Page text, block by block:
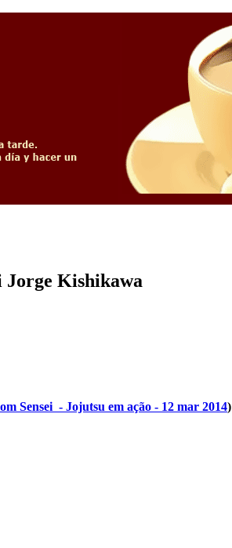
Jorge Kishikawa
Sensei - Jojutsu em ação - 12 mar 2014)